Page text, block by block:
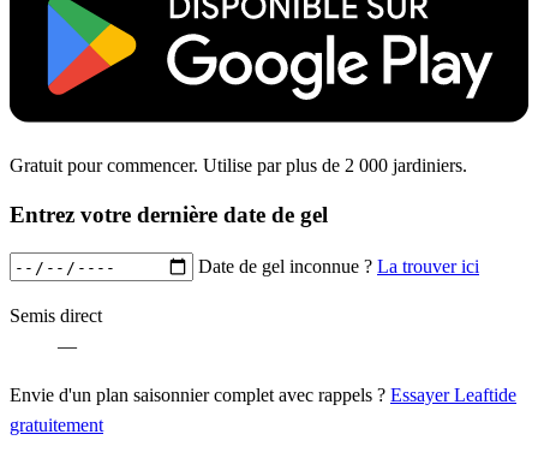
Gratuit pour commencer. Utilise par plus de 2 000 jardiniers.
Entrez votre dernière date de gel
Date de gel inconnue ? La trouver ici
Semis direct
—
Envie d'un plan saisonnier complet avec rappels ? Essayer Leaftide
gratuitement